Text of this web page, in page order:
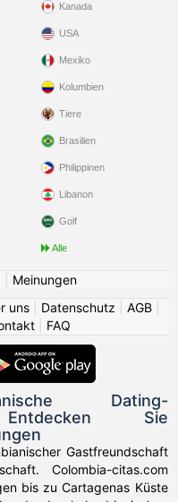
Kanada
USA
Mexiko
Kolumbien
Tiere
Brasilien
Philippinen
Libanon
Golf
Alle
Meinungen
uns Datenschutz AGB
FAQ
Dating-
Sie
Gastfreundschaft
Colombia-citas.com
bis zu Cartagenas Küste